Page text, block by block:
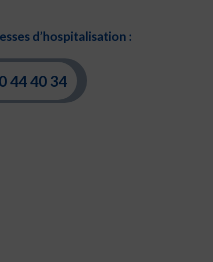
d’hospitalisation :
44 40 34